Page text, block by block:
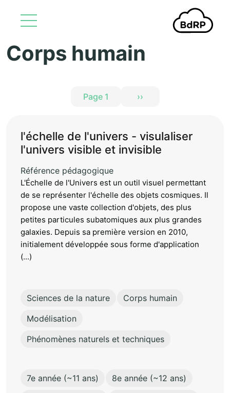
Aller au contenu principal
Corps humain
Page 1 ››
l'échelle de l'univers - visulaliser
l'univers visible et invisible
Référence pédagogique
L'Échelle de l'Univers est un outil visuel permettant
de se représenter l'échelle des objets cosmiques. Il
propose une vaste collection d'objets, des plus
petites particules subatomiques aux plus grandes
galaxies. Depuis sa première version en 2010,
initialement développée sous forme d'application
(...)
Sciences de la nature
Corps humain
Modélisation
Phénomènes naturels et techniques
7e année (~11 ans)
8e année (~12 ans)